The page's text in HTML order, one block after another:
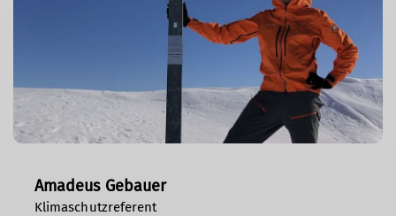
Amadeus Gebauer
Klimaschutzreferent